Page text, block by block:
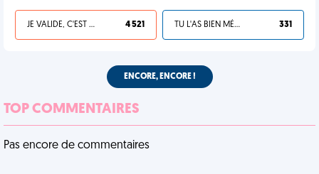
JE VALIDE, C'EST UNE VDM 4 521 TU L'AS BIEN MÉRITÉ 331
ENCORE, ENCORE !
TOP COMMENTAIRES
Pas encore de commentaires